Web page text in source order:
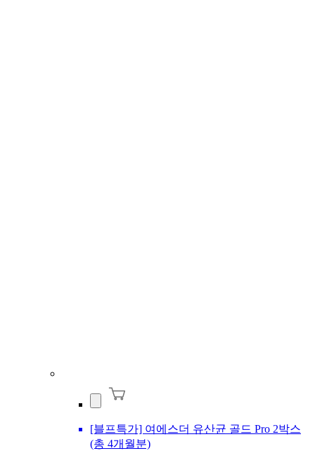
[블프특가] 여에스더 유산균 골드 Pro 2박스
(총 4개월분)